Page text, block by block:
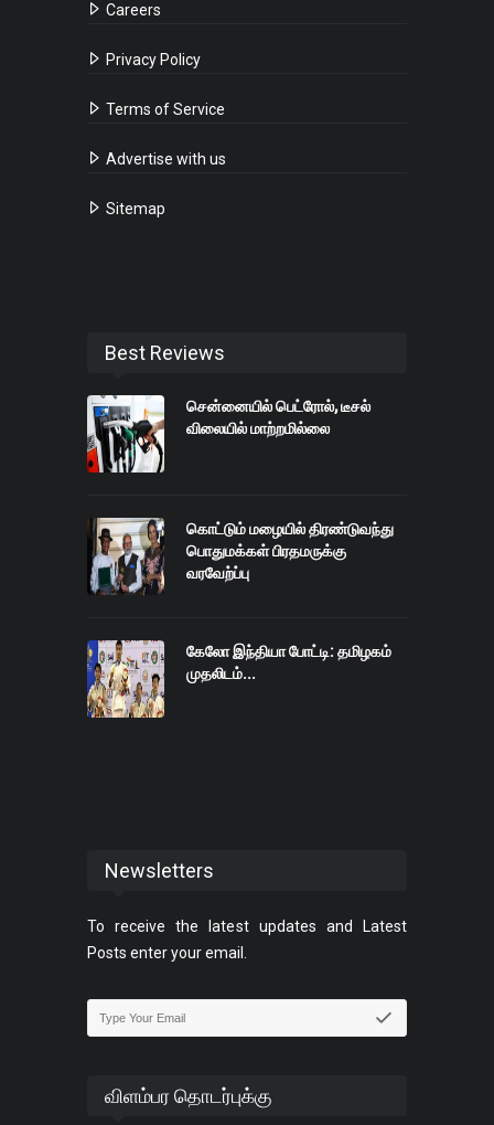
Careers
Privacy Policy
Terms of Service
Advertise with us
Sitemap
Best Reviews
சென்னையில் பெட்ரோல், டீசல்
விலையில் மாற்றமில்லை
கொட்டும் மழையில் திரண்டுவந்து
பொதுமக்கள் பிரதமருக்கு
வரவேற்ப்பு
கேலோ இந்தியா போட்டி: தமிழகம்
முதலிடம்...
Newsletters
To receive the latest updates and Latest
Posts enter your email.
விளம்பர தொடர்புக்கு